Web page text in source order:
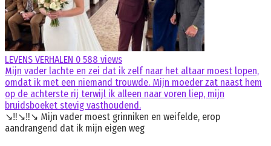
LEVENS VERHALEN 0 588 views
Mijn vader lachte en zei dat ik zelf naar het altaar moest lopen,
omdat ik met een niemand trouwde. Mijn moeder zat naast hem
op de achterste rij terwijl ik alleen naar voren liep, mijn
bruidsboeket stevig vasthoudend.
↘️‼️↘️‼️↘️ Mijn vader moest grinniken en weifelde, erop
aandrangend dat ik mijn eigen weg